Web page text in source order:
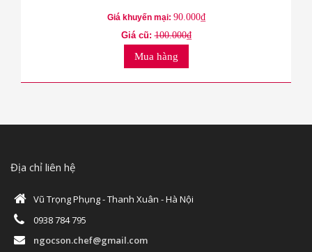
Giá khuyến mại: 90.000₫
Giá cũ:100.000₫
Mua hàng
Địa chỉ liên hệ
Vũ Trọng Phụng - Thanh Xuân - Hà Nội
0938 784 795
ngocson.chef@gmail.com